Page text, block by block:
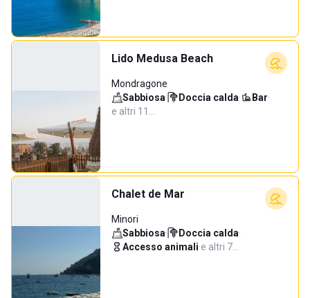
Lido Medusa Beach
Mondragone
Sabbiosa· Doccia calda· Bar·
e altri 11…
Chalet de Mar
Minori
Sabbiosa· Doccia calda·
Accesso animali·e altri 7…